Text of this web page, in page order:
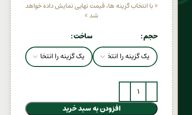
« با انتخاب گزینه ها، قیمت نهایی نمایش داده خواهد
شد »
حجم ساخت
افزودن به سبد خرید